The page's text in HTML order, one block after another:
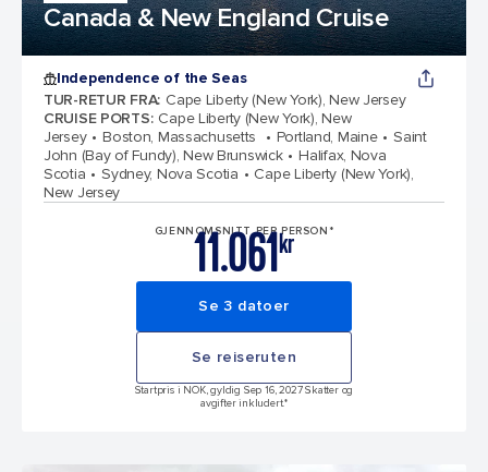
Canada & New England Cruise
Independence of the Seas
TUR-RETUR FRA: Cape Liberty (New York), New Jersey
CRUISE PORTS: Cape Liberty (New York), New
Jersey
Boston, Massachusetts Portland, Maine
Saint
John (Bay of Fundy), New Brunswick
Halifax, Nova
Scotia
Sydney, Nova Scotia
Cape Liberty (New York),
New Jersey
GJENNOMSNITT PER PERSON*
kr
11.061
Se 3 datoer
Se reiseruten
Startpris i NOK, gyldig Sep 16, 2027 Skatter og
avgifter inkludert.*